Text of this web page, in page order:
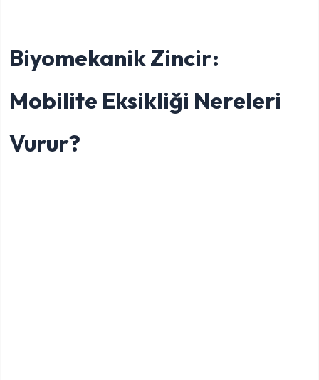
Biyomekanik Zincir:
Mobilite Eksikliği Nereleri
Vurur?